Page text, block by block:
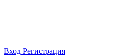
Вход Регистрация